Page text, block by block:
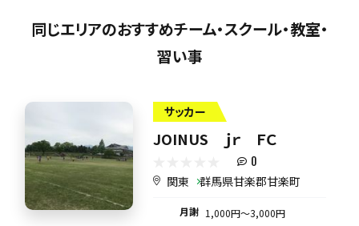
同じエリアのおすすめチーム・スクール・教室・
習い事
サッカー
JOINUS ｊｒ ＦＣ
0
関東 群馬県甘楽郡甘楽町
月謝 1,000円〜3,000円